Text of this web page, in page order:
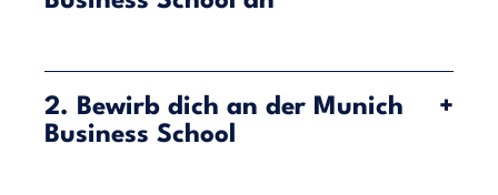
Auslandssemester an der Ateneo de Manila
University auf den Philippinen zu verbinden – und
2. Bewirb dich an der Munich
Business School
+